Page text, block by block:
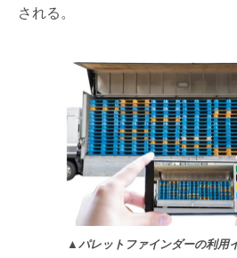
される。
▲パレットファインダーの利用